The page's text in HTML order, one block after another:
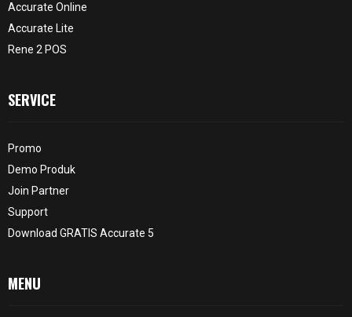
Accurate Online
Accurate Lite
Rene 2 POS
SERVICE
Promo
Demo Produk
Join Partner
Support
Download GRATIS Accurate 5
MENU